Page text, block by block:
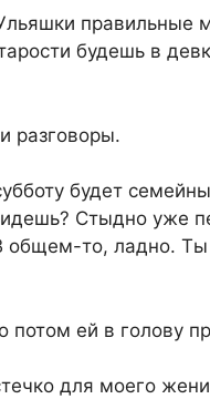
правильные
будешь в
разговоры.
будет
Стыдно уже
общем-то, ладно.
потом ей в голову
для моего